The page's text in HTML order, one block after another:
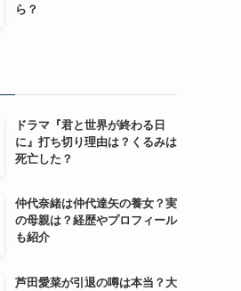
ら？
ドラマ『君と世界が終わる日
に』打ち切り理由は？くるみは
死亡した？
仲代奈緒は仲代達矢の養女？実
の母親は？経歴やプロフィール
も紹介
芦田愛菜が引退の噂は本当？大